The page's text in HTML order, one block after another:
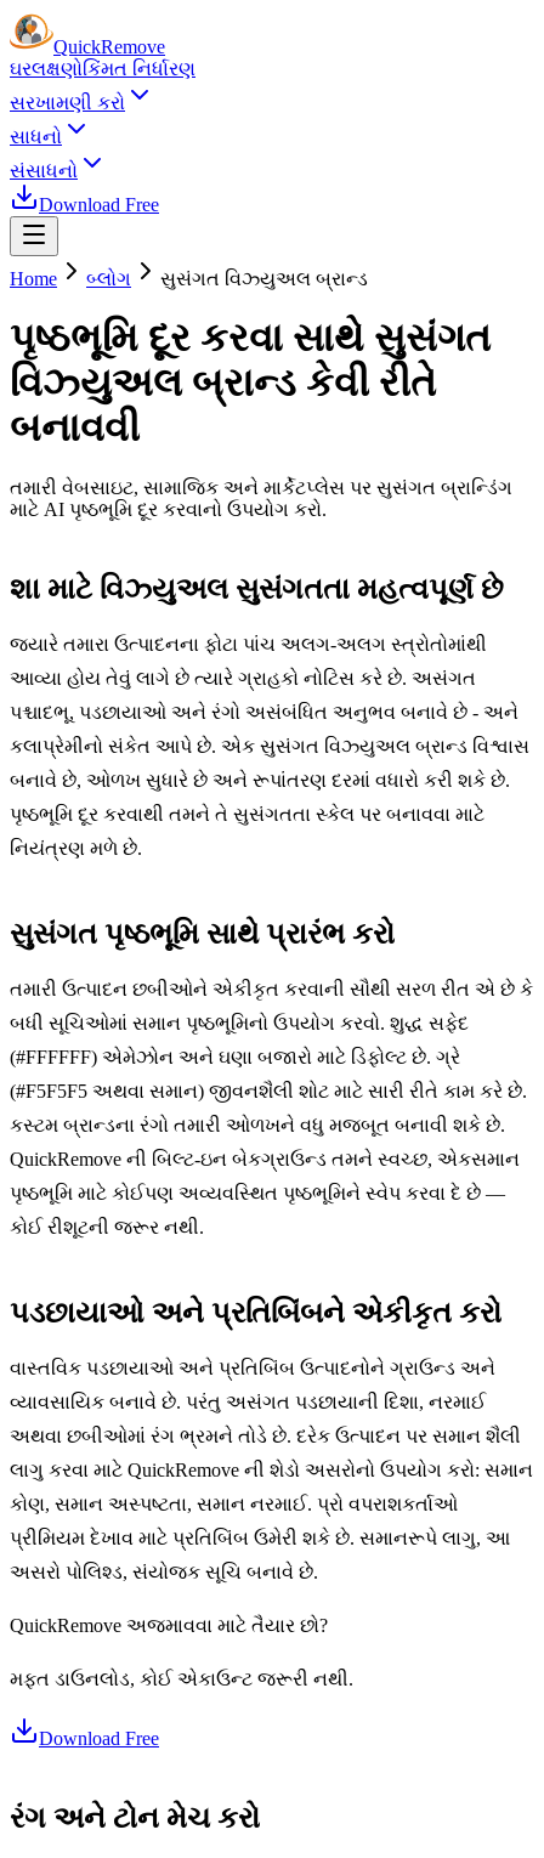
QuickRemove
ઘરલક્ષણોકિંમત નિર્ધારણ
સરખામણી કરો
સાધનો
સંસાધનો
Download Free
Home બ્લોગ સુસંગત વિઝ્યુઅલ બ્રાન્ડ
પૃષ્ઠભૂમિ દૂર કરવા સાથે સુસંગત
વિઝ્યુઅલ બ્રાન્ડ કેવી રીતે
બનાવવી
તમારી વેબસાઇટ, સામાજિક અને માર્કેટપ્લેસ પર સુસંગત બ્રાન્ડિંગ
માટે AI પૃષ્ઠભૂમિ દૂર કરવાનો ઉપયોગ કરો.
શા માટે વિઝ્યુઅલ સુસંગતતા મહત્વપૂર્ણ છે
જ્યારે તમારા ઉત્પાદનના ફોટા પાંચ અલગ-અલગ સ્ત્રોતોમાંથી
આવ્યા હોય તેવું લાગે છે ત્યારે ગ્રાહકો નોટિસ કરે છે. અસંગત
પશ્ચાદભૂ, પડછાયાઓ અને રંગો અસંબંધિત અનુભવ બનાવે છે - અને
કલાપ્રેમીનો સંકેત આપે છે. એક સુસંગત વિઝ્યુઅલ બ્રાન્ડ વિશ્વાસ
બનાવે છે, ઓળખ સુધારે છે અને રૂપાંતરણ દરમાં વધારો કરી શકે છે.
પૃષ્ઠભૂમિ દૂર કરવાથી તમને તે સુસંગતતા સ્કેલ પર બનાવવા માટે
નિયંત્રણ મળે છે.
સુસંગત પૃષ્ઠભૂમિ સાથે પ્રારંભ કરો
તમારી ઉત્પાદન છબીઓને એકીકૃત કરવાની સૌથી સરળ રીત એ છે કે
બધી સૂચિઓમાં સમાન પૃષ્ઠભૂમિનો ઉપયોગ કરવો. શુદ્ધ સફેદ
(#FFFFFF) એમેઝોન અને ઘણા બજારો માટે ડિફોલ્ટ છે. ગ્રે
(#F5F5F5 અથવા સમાન) જીવનશૈલી શોટ માટે સારી રીતે કામ કરે છે.
કસ્ટમ બ્રાન્ડના રંગો તમારી ઓળખને વધુ મજબૂત બનાવી શકે છે.
QuickRemove ની બિલ્ટ-ઇન બેકગ્રાઉન્ડ તમને સ્વચ્છ, એકસમાન
પૃષ્ઠભૂમિ માટે કોઈપણ અવ્યવસ્થિત પૃષ્ઠભૂમિને સ્વેપ કરવા દે છે —
કોઈ રીશૂટની જરૂર નથી.
પડછાયાઓ અને પ્રતિબિંબને એકીકૃત કરો
વાસ્તવિક પડછાયાઓ અને પ્રતિબિંબ ઉત્પાદનોને ગ્રાઉન્ડ અને
વ્યાવસાયિક બનાવે છે. પરંતુ અસંગત પડછાયાની દિશા, નરમાઈ
અથવા છબીઓમાં રંગ ભ્રમને તોડે છે. દરેક ઉત્પાદન પર સમાન શૈલી
લાગુ કરવા માટે QuickRemove ની શેડો અસરોનો ઉપયોગ કરો: સમાન
કોણ, સમાન અસ્પષ્ટતા, સમાન નરમાઈ. પ્રો વપરાશકર્તાઓ
પ્રીમિયમ દેખાવ માટે પ્રતિબિંબ ઉમેરી શકે છે. સમાનરૂપે લાગુ, આ
અસરો પોલિશ્ડ, સંયોજક સૂચિ બનાવે છે.
QuickRemove અજમાવવા માટે તૈયાર છો?
મફત ડાઉનલોડ, કોઈ એકાઉન્ટ જરૂરી નથી.
Download Free
રંગ અને ટોન મેચ કરો